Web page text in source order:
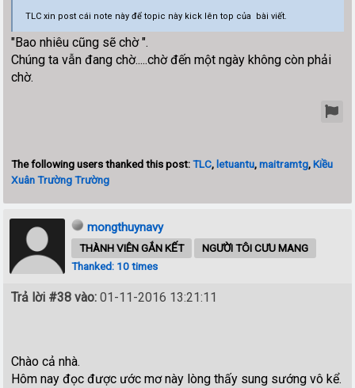
TLC xin post cái note này để topic này kick lên top của bài viết.
"Bao nhiêu cũng sẽ chờ ".
Chúng ta vẫn đang chờ.....chờ đến một ngày không còn phải
chờ.
The following users thanked this post:TLC, letuantu,maitramtg,Kiều
Xuân Trường Trường
mongthuynavy
THÀNH VIÊN GẮN KẾT
NGƯỜI TÔI CƯU MANG
Thanked: 10 times
Trả lời #38 vào: 01-11-2016 13:21:11
Chào cả nhà.
Hôm nay đọc được ước mơ này lòng thấy sung sướng vô kể.